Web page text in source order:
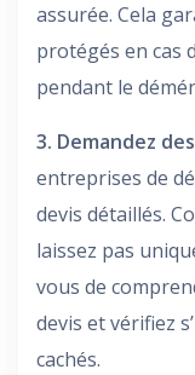
assurée. Cela
protégés en cas
pendant le
3. Demandez
entreprises de
devis détaillés.
laissez pas
vous de
devis et vérifiez
cachés.